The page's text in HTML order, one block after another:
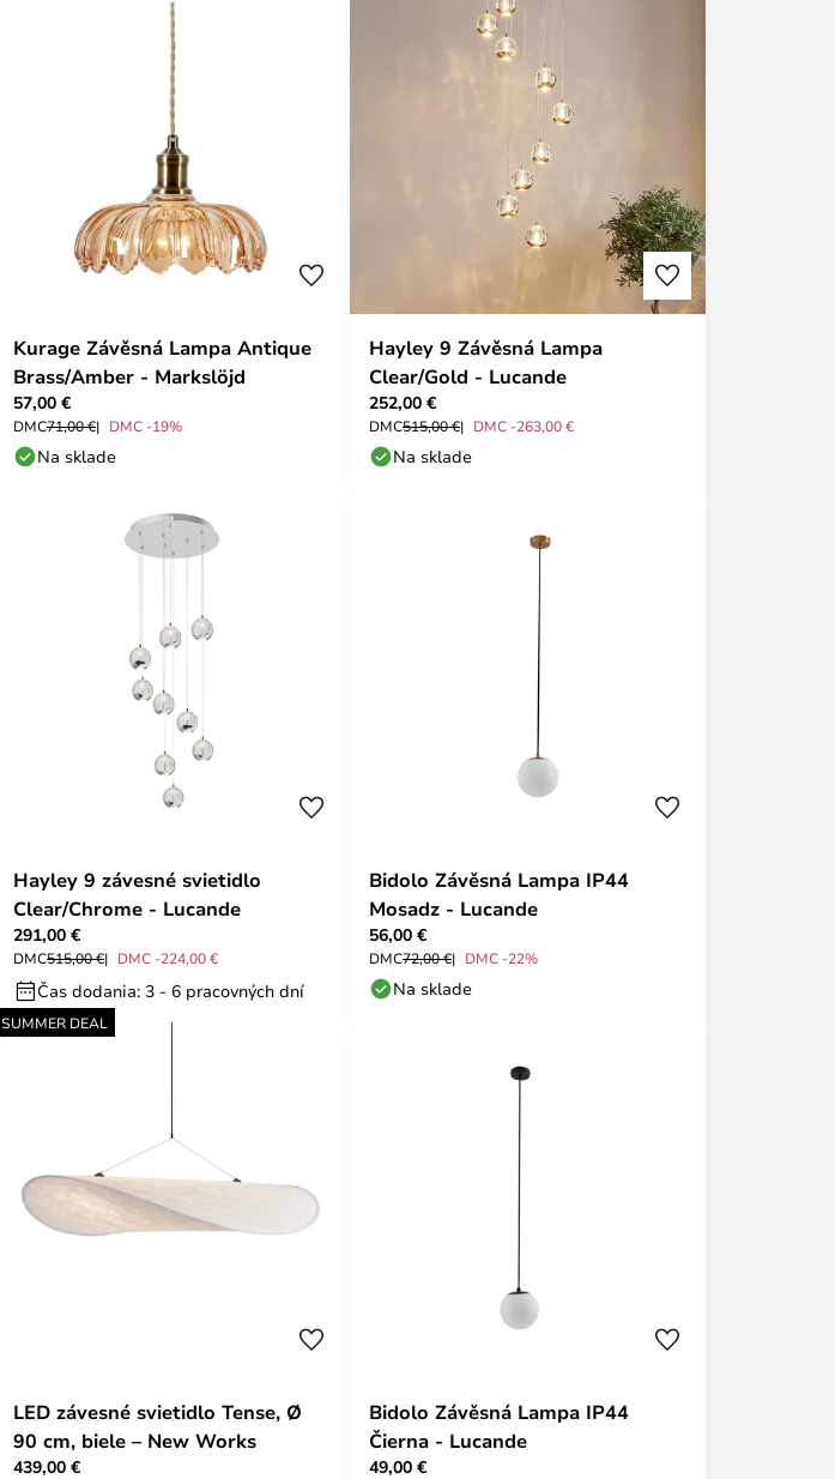
Kurage Závěsná Lampa Antique
Brass/Amber - Markslöjd
57,00 €
DMC71,00 € DMC -19%
Na sklade
Hayley 9 Závěsná Lampa
Clear/Gold - Lucande
252,00 €
DMC515,00 € DMC -263,00 €
Na sklade
Hayley 9 závesné svietidlo
Clear/Chrome - Lucande
291,00 €
DMC515,00 € DMC -224,00 €
Čas dodania: 3 - 6 pracovných dní
Bidolo Závěsná Lampa IP44
Mosadz - Lucande
56,00 €
DMC72,00 € DMC -22%
Na sklade
SUMMER DEAL
LED závesné svietidlo Tense, Ø
90 cm, biele – New Works
439,00 €
Bidolo Závěsná Lampa IP44
Čierna - Lucande
49,00 €